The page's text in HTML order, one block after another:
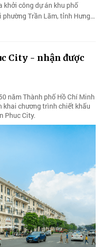
khởi công dự án khu phố
Trần Lãm, tỉnh Hưng
City - nhận được
năm Thành phố Hồ Chí Minh
khai chương trình chiết khấu
Phuc City.